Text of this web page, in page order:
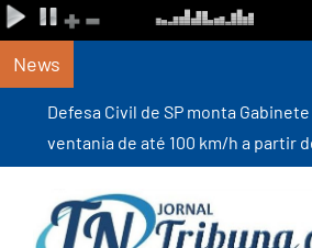
News
Defesa Civil de SP monta Gabinete
ventania de até 100 km/h a partir